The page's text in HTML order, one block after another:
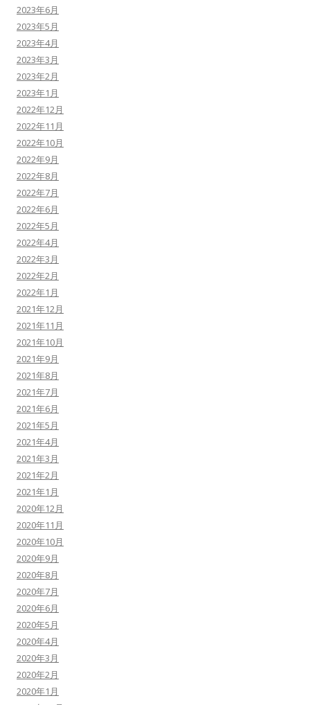
2023年6月
2023年5月
2023年4月
2023年3月
2023年2月
2023年1月
2022年12月
2022年11月
2022年10月
2022年9月
2022年8月
2022年7月
2022年6月
2022年5月
2022年4月
2022年3月
2022年2月
2022年1月
2021年12月
2021年11月
2021年10月
2021年9月
2021年8月
2021年7月
2021年6月
2021年5月
2021年4月
2021年3月
2021年2月
2021年1月
2020年12月
2020年11月
2020年10月
2020年9月
2020年8月
2020年7月
2020年6月
2020年5月
2020年4月
2020年3月
2020年2月
2020年1月